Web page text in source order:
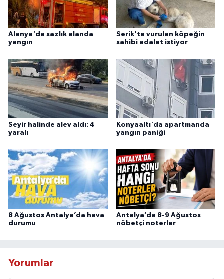
Alanya'da sazlık alanda
yangın
Serik'te vurulan köpeğin
sahibi adalet istiyor
Seyir halinde alev aldı: 4
yaralı
Konyaaltı'da apartmanda
yangın paniği
8 Ağustos Antalya’da hava
durumu
Antalya’da 8-9 Ağustos
nöbetçi noterler
Yorumlar